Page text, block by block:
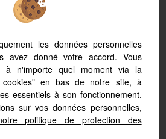
un confort de lecture permanent, depuis
tablette ou votre smartphone, notre site
aux différents types d'écrans
les données personnelles
avez donné votre accord. Vous
à n'importe quel moment via la
cookies" en bas de notre site, à
essentiels à son fonctionnement.
sur vos données personnelles,
politique de protection des